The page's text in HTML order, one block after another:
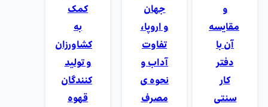
و
مقایسه
آن با
دفتر
کار
سنتی
جهان
و اروپا،
تفاوت
آداب و
نحوه ی
مصرف
کمک
به
کشاورزان
و تولید
کنندگان
قهوه